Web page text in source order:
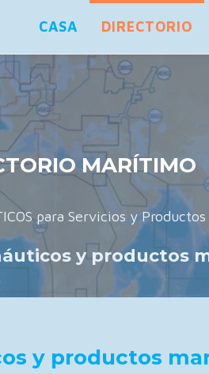
CASA DIRECTORIO
MARÍTIMO
para Servicios y
y productos
y productos